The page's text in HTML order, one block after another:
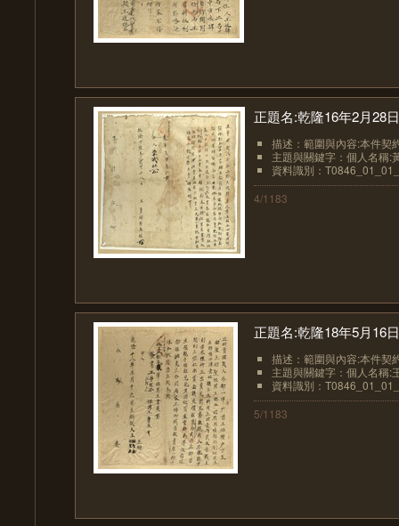
正題名:乾隆16年2月28
描述：範圍與內容:本件契
主題與關鍵字：個人名稱:
資料識別：
4/1183
正題名:乾隆18年5月16
描述：範圍與內容:本件契
主題與關鍵字：個人名稱:
資料識別：
5/1183